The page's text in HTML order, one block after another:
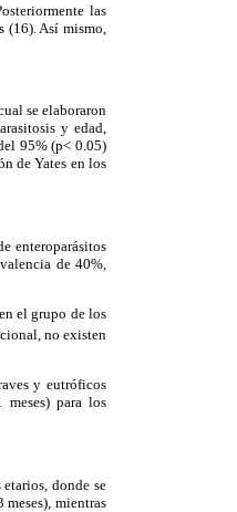
las
(16). Así mismo,
se elaboraron
y edad,
95% (p< 0.05)
de Yates en los
enteroparásitos
de 40%,
el grupo de los
no existen
y eutróficos
para los
donde se
mientras